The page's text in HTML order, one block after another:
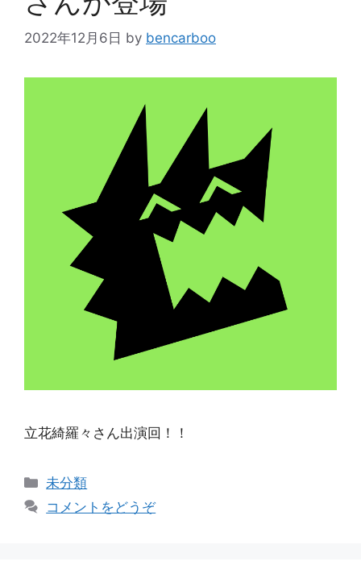
2022年12月6日 by bencarboo
立花綺羅々さん出演回！！
カ
未分類
コメントをどうぞ